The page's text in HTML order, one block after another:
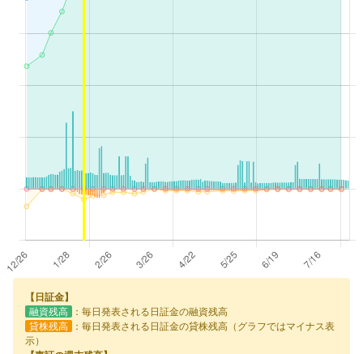
【日証金】
融資残高
：毎日発表される日証金の融資残高
貸株残高
：毎日発表される日証金の貸株残高（グラフではマイナス表
示）